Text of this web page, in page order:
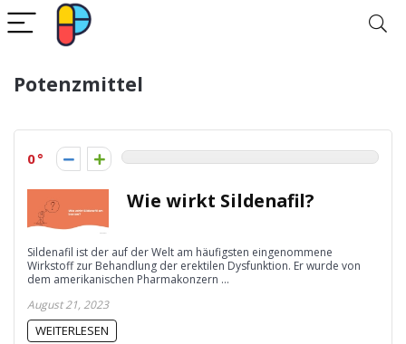
Potenzmittel
0
Wie wirkt Sildenafil?
Sildenafil ist der auf der Welt am häufigsten eingenommene
Wirkstoff zur Behandlung der erektilen Dysfunktion. Er wurde von
dem amerikanischen Pharmakonzern ...
August 21, 2023
WEITERLESEN